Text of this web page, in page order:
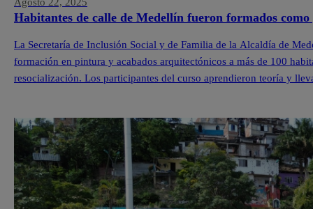
Habitantes de calle de Medellín fueron formados
La Secretaría de Inclusión Social y de Familia de la Alcaldía de
formación en pintura y acabados arquitectónicos a más de 100
resocialización. Los participantes del curso aprendieron teoría y